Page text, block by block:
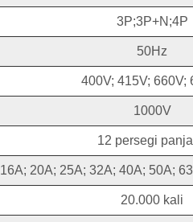
3P;3P+N;4P
50Hz
400V; 415V; 660V;
1000V
12 persegi
16A; 20A; 25A; 32A; 40A; 50A;
20.000 kali